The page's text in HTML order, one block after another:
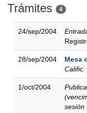
Trámites 4
24/sep/2004
28/sep/2004
Mesa
Calific.
1/oct/2004
sesión